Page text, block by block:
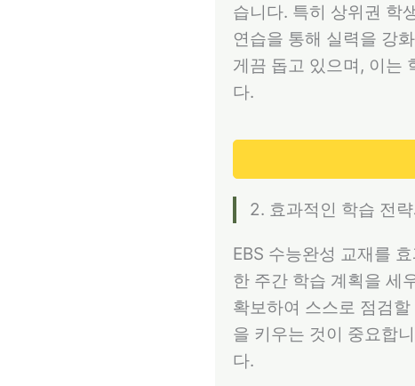
습니다. 특히 상위권 학
연습을 통해 실력을 강
게끔 돕고 있으며, 이는
다.
2. 효과적인 학습 전
EBS 수능완성 교재를
한 주간 학습 계획을 세
확보하여 스스로 점검
을 키우는 것이 중요합
다.